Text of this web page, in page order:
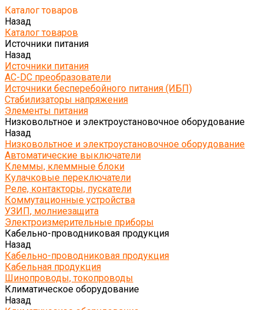
Каталог товаров
Назад
Каталог товаров
Источники питания
Назад
Источники питания
AC-DC преобразователи
Источники бесперебойного питания (ИБП)
Стабилизаторы напряжения
Элементы питания
Низковольтное и электроустановочное оборудование
Назад
Низковольтное и электроустановочное оборудование
Автоматические выключатели
Клеммы, клеммные блоки
Кулачковые переключатели
Реле, контакторы, пускатели
Коммутационные устройства
УЗИП, молниезащита
Электроизмерительные приборы
Кабельно-проводниковая продукция
Назад
Кабельно-проводниковая продукция
Кабельная продукция
Шинопроводы, токопроводы
Климатическое оборудование
Назад